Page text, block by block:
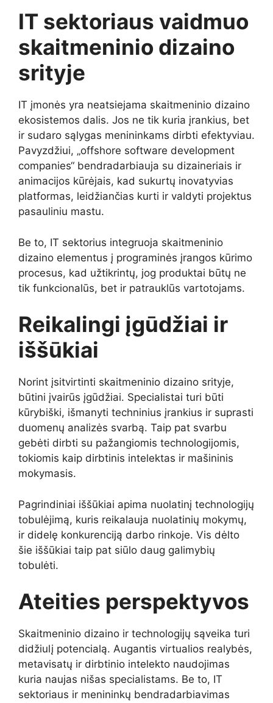
IT sektoriaus vaidmuo
skaitmeninio dizaino
srityje
IT įmonės yra neatsiejama skaitmeninio dizaino
ekosistemos dalis. Jos ne tik kuria įrankius, bet
ir sudaro sąlygas menininkams dirbti efektyviau.
Pavyzdžiui, „offshore software development
companies“ bendradarbiauja su dizaineriais ir
animacijos kūrėjais, kad sukurtų inovatyvias
platformas, leidžiančias kurti ir valdyti projektus
pasauliniu mastu.
Be to, IT sektorius integruoja skaitmeninio
dizaino elementus į programinės įrangos kūrimo
procesus, kad užtikrintų, jog produktai būtų ne
tik funkcionalūs, bet ir patrauklūs vartotojams.
Reikalingi įgūdžiai ir
iššūkiai
Norint įsitvirtinti skaitmeninio dizaino srityje,
būtini įvairūs įgūdžiai. Specialistai turi būti
kūrybiški, išmanyti techninius įrankius ir suprasti
duomenų analizės svarbą. Taip pat svarbu
gebėti dirbti su pažangiomis technologijomis,
tokiomis kaip dirbtinis intelektas ir mašininis
mokymasis.
Pagrindiniai iššūkiai apima nuolatinį technologijų
tobulėjimą, kuris reikalauja nuolatinių mokymų,
ir didelę konkurenciją darbo rinkoje. Vis dėlto
šie iššūkiai taip pat siūlo daug galimybių
tobulėti.
Ateities perspektyvos
Skaitmeninio dizaino ir technologijų sąveika turi
didžiulį potencialą. Augantis virtualios realybės,
metavisatų ir dirbtinio intelekto naudojimas
kuria naujas nišas specialistams. Be to, IT
sektoriaus ir menininkų bendradarbiavimas